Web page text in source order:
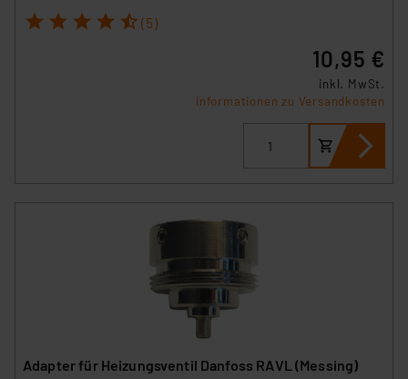
1 2 3 4 5 (5)
10,95 €
inkl. MwSt.
Informationen zu Versandkosten
Adapter für Heizungsventil Danfoss RAVL (Messing)